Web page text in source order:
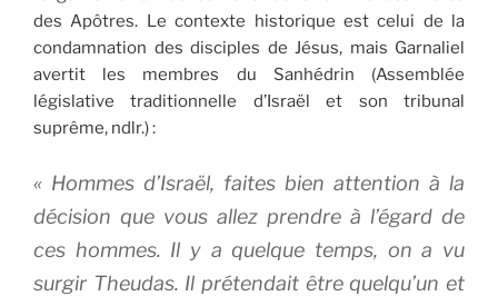
des Apôtres. Le contexte historique est celui de la
condamnation des disciples de Jésus, mais Garnaliel
avertit les membres du Sanhédrin (Assemblée
législative traditionnelle d’Israël et son tribunal
suprême, ndlr.) :
« Hommes d’Israël, faites bien attention à la
décision que vous allez prendre à l’égard de
ces hommes. Il y a quelque temps, on a vu
surgir Theudas. Il prétendait être quelqu’un et